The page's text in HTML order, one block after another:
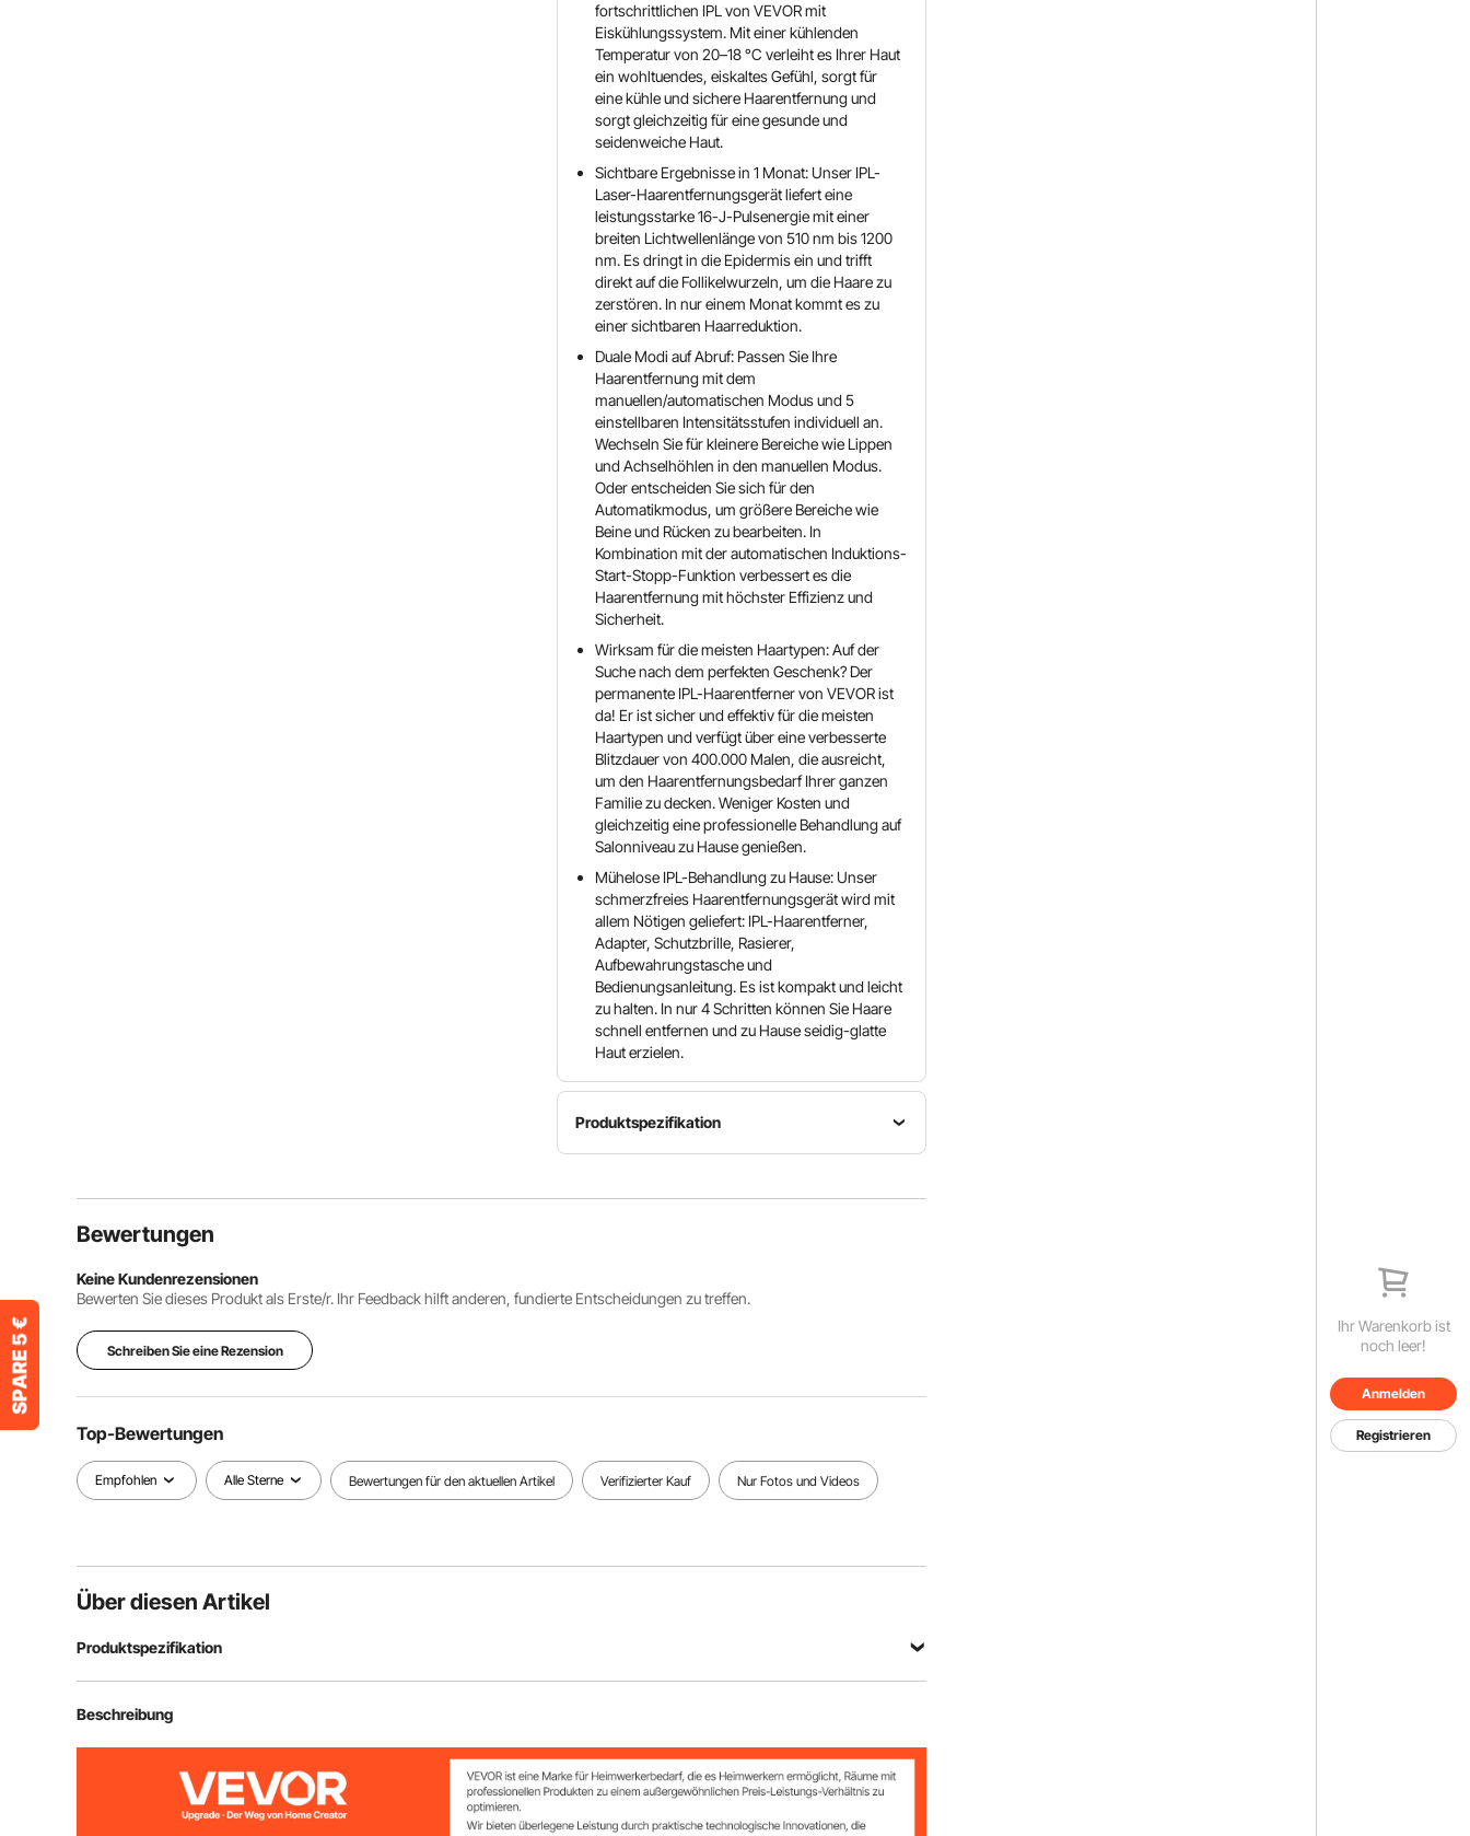
Ihr Warenkorb ist
noch leer!
Anmelden
Registrieren
fortschrittlichen IPL von VEVOR mit
Eiskühlungssystem. Mit einer kühlenden
Temperatur von 20–18 °C verleiht es Ihrer Haut
ein wohltuendes, eiskaltes Gefühl, sorgt für
eine kühle und sichere Haarentfernung und
sorgt gleichzeitig für eine gesunde und
seidenweiche Haut.
Sichtbare Ergebnisse in 1 Monat: Unser IPL-
Laser-Haarentfernungsgerät liefert eine
leistungsstarke 16-J-Pulsenergie mit einer
breiten Lichtwellenlänge von 510 nm bis 1200
nm. Es dringt in die Epidermis ein und trifft
direkt auf die Follikelwurzeln, um die Haare zu
zerstören. In nur einem Monat kommt es zu
einer sichtbaren Haarreduktion.
Duale Modi auf Abruf: Passen Sie Ihre
Haarentfernung mit dem
manuellen/automatischen Modus und 5
einstellbaren Intensitätsstufen individuell an.
Wechseln Sie für kleinere Bereiche wie Lippen
und Achselhöhlen in den manuellen Modus.
Oder entscheiden Sie sich für den
Automatikmodus, um größere Bereiche wie
Beine und Rücken zu bearbeiten. In
Kombination mit der automatischen Induktions-
Start-Stopp-Funktion verbessert es die
Haarentfernung mit höchster Effizienz und
Sicherheit.
Wirksam für die meisten Haartypen: Auf der
Suche nach dem perfekten Geschenk? Der
permanente IPL-Haarentferner von VEVOR ist
da! Er ist sicher und effektiv für die meisten
Haartypen und verfügt über eine verbesserte
Blitzdauer von 400.000 Malen, die ausreicht,
um den Haarentfernungsbedarf Ihrer ganzen
Familie zu decken. Weniger Kosten und
gleichzeitig eine professionelle Behandlung auf
Salonniveau zu Hause genießen.
Mühelose IPL-Behandlung zu Hause: Unser
schmerzfreies Haarentfernungsgerät wird mit
allem Nötigen geliefert: IPL-Haarentferner,
Adapter, Schutzbrille, Rasierer,
Aufbewahrungstasche und
Bedienungsanleitung. Es ist kompakt und leicht
zu halten. In nur 4 Schritten können Sie Haare
schnell entfernen und zu Hause seidig-glatte
Haut erzielen.
Produktspezifikation
510 nm –
Energie
5 Stufen
Bewertungen
Keine Kundenrezensionen
Bewerten Sie dieses Produkt als Erste/r. Ihr Feedback hilft anderen, fundierte Entscheidungen zu treffen.
Schreiben Sie eine Rezension
Top-Bewertungen
Empfohlen Alle Sterne Bewertungen für den aktuellen Artikel Verifizierter Kauf Nur Fotos und Videos
Über diesen Artikel
Produktspezifikation
Artikelmodellnummer
Betriebsspannung
Beschreibung